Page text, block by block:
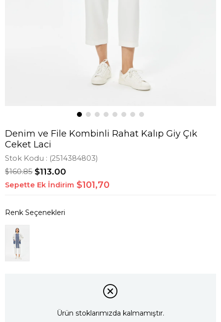
Denim ve File Kombinli Rahat Kalıp Giy Çık
Ceket Laci
Stok Kodu (2514384803)
$160.85 $113.00
Sepette Ek İndirim $101,70
Ürün stoklarımızda kalmamıştır.